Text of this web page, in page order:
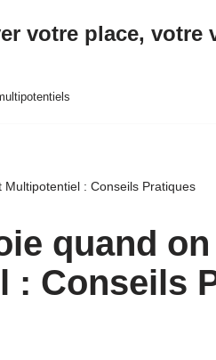
votre place, votre
: Conseils Pratiques
quand
: Conseils